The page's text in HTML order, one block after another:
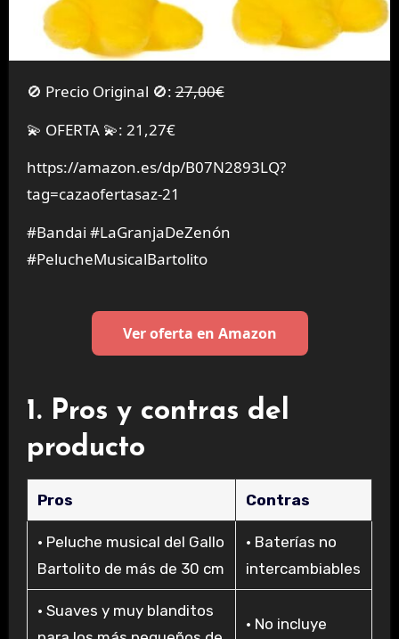
🚫 Precio Original 🚫:27,00€
💫 OFERTA 💫: 21,27€
https://amazon.es/dp/B07N2893LQ?
tag=cazaofertasaz-21
#Bandai #LaGranjaDeZenón
#PelucheMusicalBartolito
Ver oferta en Amazon
1. Pros y contras del
producto
Pros Contras
• Peluche musical del Gallo
Bartolito de más de 30 cm
• Baterías no
intercambiables
• Suaves y muy blanditos
• No incluye